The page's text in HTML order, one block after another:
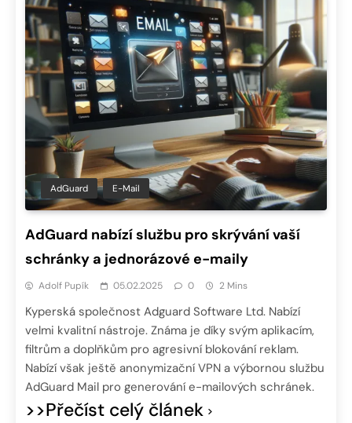
AdGuard E-Mail
AdGuard nabízí službu pro skrývání vaší
schránky a jednorázové e-maily
Adolf Pupík 05.02.2025 0 2 Mins
Kyperská společnost Adguard Software Ltd. Nabízí
velmi kvalitní nástroje. Známa je díky svým aplikacím,
filtrům a doplňkům pro agresivní blokování reklam.
Nabízí však ještě anonymizační VPN a výbornou službu
AdGuard Mail pro generování e-mailových schránek.
>>Přečíst celý článek